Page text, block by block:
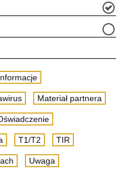
Materiał partnera
T1/T2 TIR
Uwaga